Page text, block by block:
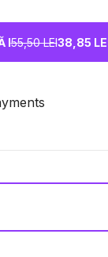
I55,50 LEI38,85